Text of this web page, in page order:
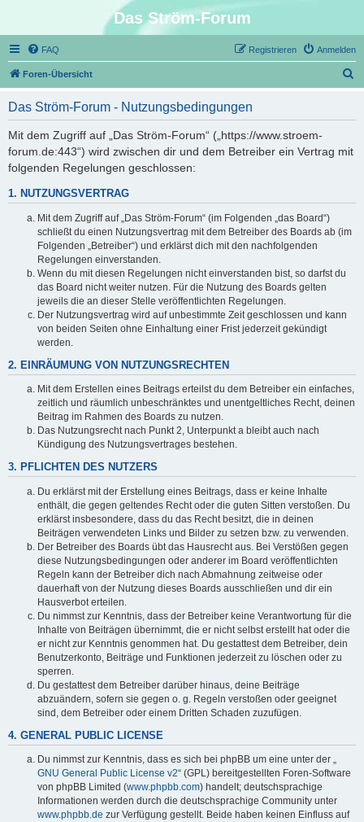
Das Ström-Forum
FAQ Anmelden
Registrieren
Foren-Übersicht
Das Ström-Forum - Nutzungsbedingungen
Mit dem Zugriff auf „Das Ström-Forum“ („https://www.stroem-
forum.de:443“) wird zwischen dir und dem Betreiber ein Vertrag mit
folgenden Regelungen geschlossen:
1. NUTZUNGSVERTRAG
Mit dem Zugriff auf „Das Ström-Forum“ (im Folgenden „das Board“)
schließt du einen Nutzungsvertrag mit dem Betreiber des Boards ab (im
Folgenden „Betreiber“) und erklärst dich mit den nachfolgenden
Regelungen einverstanden.
Wenn du mit diesen Regelungen nicht einverstanden bist, so darfst du
das Board nicht weiter nutzen. Für die Nutzung des Boards gelten
jeweils die an dieser Stelle veröffentlichten Regelungen.
Der Nutzungsvertrag wird auf unbestimmte Zeit geschlossen und kann
von beiden Seiten ohne Einhaltung einer Frist jederzeit gekündigt
werden.
2. EINRÄUMUNG VON NUTZUNGSRECHTEN
Mit dem Erstellen eines Beitrags erteilst du dem Betreiber ein einfaches,
zeitlich und räumlich unbeschränktes und unentgeltliches Recht, deinen
Beitrag im Rahmen des Boards zu nutzen.
Das Nutzungsrecht nach Punkt 2, Unterpunkt a bleibt auch nach
Kündigung des Nutzungsvertrages bestehen.
3. PFLICHTEN DES NUTZERS
Du erklärst mit der Erstellung eines Beitrags, dass er keine Inhalte
enthält, die gegen geltendes Recht oder die guten Sitten verstoßen. Du
erklärst insbesondere, dass du das Recht besitzt, die in deinen
Beiträgen verwendeten Links und Bilder zu setzen bzw. zu verwenden.
Der Betreiber des Boards übt das Hausrecht aus. Bei Verstößen gegen
diese Nutzungsbedingungen oder anderer im Board veröffentlichten
Regeln kann der Betreiber dich nach Abmahnung zeitweise oder
dauerhaft von der Nutzung dieses Boards ausschließen und dir ein
Hausverbot erteilen.
Du nimmst zur Kenntnis, dass der Betreiber keine Verantwortung für die
Inhalte von Beiträgen übernimmt, die er nicht selbst erstellt hat oder die
er nicht zur Kenntnis genommen hat. Du gestattest dem Betreiber, dein
Benutzerkonto, Beiträge und Funktionen jederzeit zu löschen oder zu
sperren.
Du gestattest dem Betreiber darüber hinaus, deine Beiträge
abzuändern, sofern sie gegen o. g. Regeln verstoßen oder geeignet
sind, dem Betreiber oder einem Dritten Schaden zuzufügen.
4. GENERAL PUBLIC LICENSE
Du nimmst zur Kenntnis, dass es sich bei phpBB um eine unter der „
GNU General Public License v2“ (GPL) bereitgestellten Foren-Software
von phpBB Limited (www.phpbb.com) handelt; deutschsprachige
Informationen werden durch die deutschsprachige Community unter
www.phpbb.de zur Verfügung gestellt. Beide haben keinen Einfluss auf